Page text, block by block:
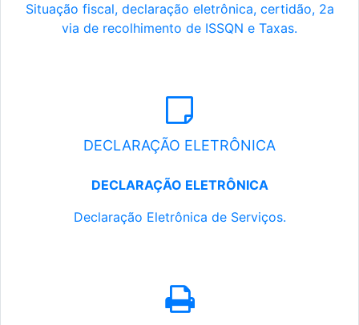
Situação fiscal, declaração eletrônica, certidão, 2a
via de recolhimento de ISSQN e Taxas.
DECLARAÇÃO ELETRÔNICA
DECLARAÇÃO ELETRÔNICA
Declaração Eletrônica de Serviços.